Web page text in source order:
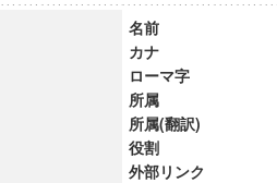
名前
カナ
ローマ字
所属
所属(翻訳)
役割
外部リンク